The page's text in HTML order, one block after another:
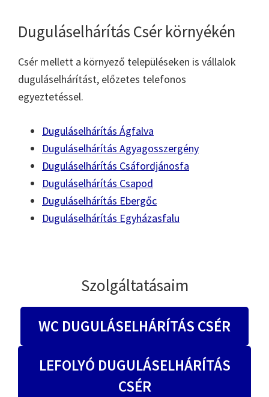
Duguláselhárítás Csér környékén
Csér mellett a környező településeken is vállalok
duguláselhárítást, előzetes telefonos
egyeztetéssel.
Duguláselhárítás Ágfalva
Duguláselhárítás Agyagosszergény
Duguláselhárítás Csáfordjánosfa
Duguláselhárítás Csapod
Duguláselhárítás Ebergőc
Duguláselhárítás Egyházasfalu
Szolgáltatásaim
WC DUGULÁSELHÁRÍTÁS CSÉR
LEFOLYÓ DUGULÁSELHÁRÍTÁS
CSÉR